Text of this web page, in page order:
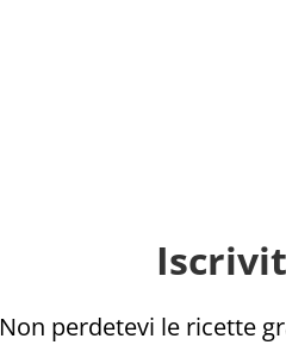
Non perdetevi le ricette